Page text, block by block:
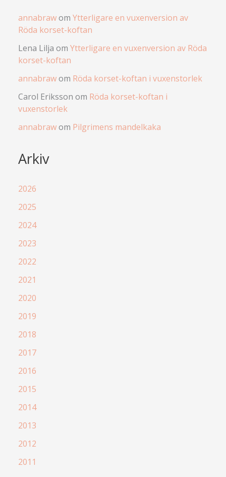
annabrawom Ytterligare en vuxenversion av
Röda korset-koftan
Lena Lilja om Ytterligare en vuxenversion av Röda
korset-koftan
annabrawom Röda korset-koftan i vuxenstorlek
Carol Eriksson om Röda korset-koftan i
vuxenstorlek
annabrawom Pilgrimens mandelkaka
Arkiv
2026
2025
2024
2023
2022
2021
2020
2019
2018
2017
2016
2015
2014
2013
2012
2011